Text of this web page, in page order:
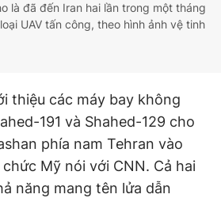
Liên hệ quảng cáo
RSS Tòa soạn Chính sách bảo
là đã đến Iran hai lần trong một tháng
UAV tấn công, theo hình ảnh vệ tinh
thiệu các máy bay không
191 và Shahed-129 cho
phía nam Tehran vào
Mỹ nói với CNN. Cả hai
năng mang tên lửa dẫn